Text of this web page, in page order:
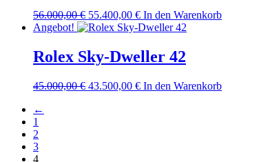
56.000,00€ Ursprünglicher
Preis
56.000,00 €
55.400,00 €Aktueller
Preis
55.400,00 €.
In den Warenkorb
Angebot!
Rolex Sky-Dweller 42
45.000,00€ Ursprünglicher
43.500,00 €Aktueller
In den Warenkorb
←
1
2
3
4